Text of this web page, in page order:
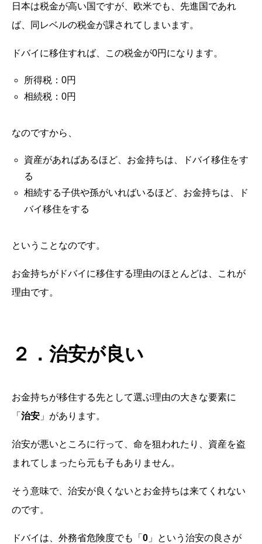
日本は税金が高い国ですが、欧米でも、先進国であれ
ば、同レベルの税金が課されてしまいます。
ドバイに移住すれば、この税金が0円になります。
所得税：0円
相続税：0円
なのですから、
資産があればあるほど、お金持ちは、ドバイ移住をす
る
相続する子供や孫がいればいるほど、お金持ちは、ド
バイ移住をする
ということなのです。
お金持ちがドバイに移住する理由のほとんどは、これが
理由です。
２．治安が良い
お金持ちが移住する先として選ぶ理由の大きな要素に
「 治安 」があります。
治安が悪いところに行って、命を狙われたり、資産を盗
まれてしまったら元も子もありません。
そう意味で、治安が良くないとお金持ちは来てくれない
のです。
ドバイは、外務省危険度でも「 0 」という治安の良さが